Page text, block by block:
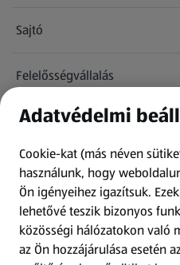
Sajtó
Felelősségvállalás
Információk
Kérdőív
Fizetési lehetőségek
Adatvédelmi
Cookie-kat (más néven
használunk, hogy
Ön igényeihez igazítsuk.
lehetővé teszik bizonyos
közösségi hálózatokon való
az Ön hozzájárulása esetén